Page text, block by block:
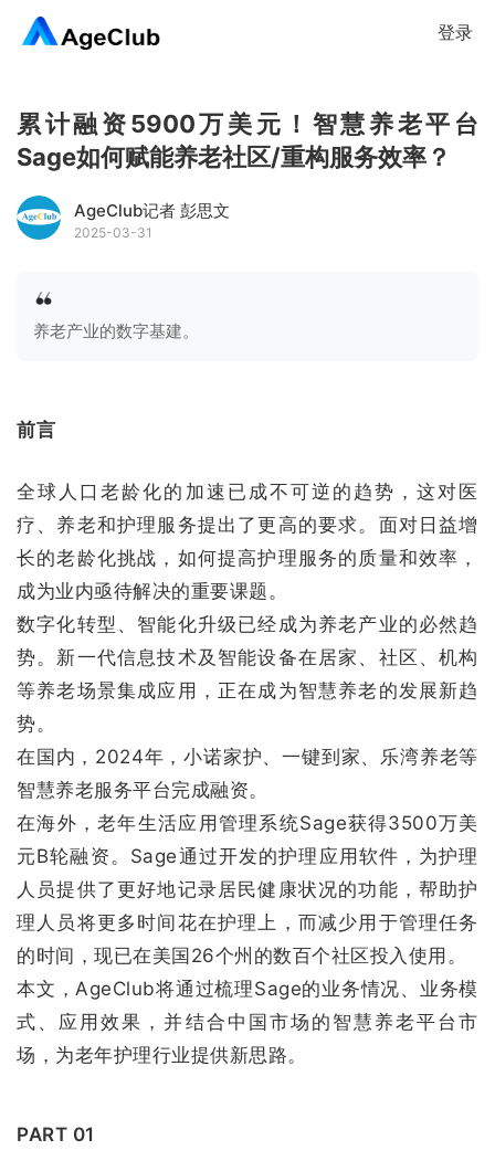
登录
累计融资5900万美元！智慧养老平台
Sage如何赋能养老社区/重构服务效率？
AgeClub记者 彭思文
2025-03-31
养老产业的数字基建。
前言
全球人口老龄化的加速已成不可逆的趋势，这对医
疗、养老和护理服务提出了更高的要求。面对日益增
长的老龄化挑战，如何提高护理服务的质量和效率，
成为业内亟待解决的重要课题。
数字化转型、智能化升级已经成为养老产业的必然趋
势。新一代信息技术及智能设备在居家、社区、机构
等养老场景集成应用，正在成为智慧养老的发展新趋
势。
在国内，2024年，小诺家护、一键到家、乐湾养老等
智慧养老服务平台完成融资。
在海外，老年生活应用管理系统Sage获得3500万美
元B轮融资。Sage通过开发的护理应用软件，为护理
人员提供了更好地记录居民健康状况的功能，帮助护
理人员将更多时间花在护理上，而减少用于管理任务
的时间，现已在美国26个州的数百个社区投入使用。
本文，AgeClub将通过梳理Sage的业务情况、业务模
式、应用效果，并结合中国市场的智慧养老平台市
场，为老年护理行业提供新思路。
PART 01